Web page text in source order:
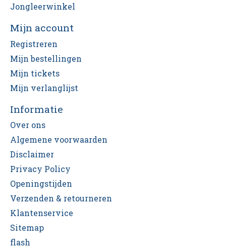
Jongleerwinkel
Mijn account
Registreren
Mijn bestellingen
Mijn tickets
Mijn verlanglijst
Informatie
Over ons
Algemene voorwaarden
Disclaimer
Privacy Policy
Openingstijden
Verzenden & retourneren
Klantenservice
Sitemap
flash